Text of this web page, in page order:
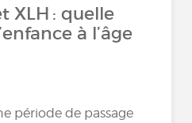
XLH : quelle
à l’âge
période de passage